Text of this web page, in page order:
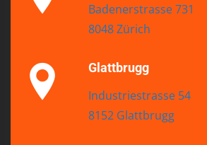
Badenerstrasse 731
8048 Zürich
Glattbrugg
Industriestrasse 54
8152 Glattbrugg